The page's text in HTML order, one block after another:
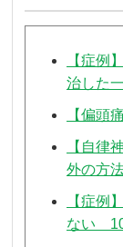
【症例
治した
【偏頭
【自律
外の方
【症例
ない